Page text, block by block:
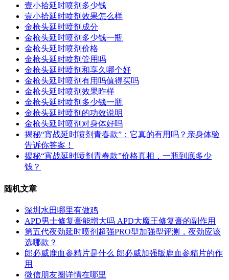
壹小拾延时喷剂多少钱
壹小拾延时喷剂效果怎么样
金枪头延时喷剂成分
金枪头延时喷剂多少钱一瓶
金枪头延时喷剂价格
金枪头延时喷剂管用吗
金枪头延时喷剂和享久哪个好
金枪头延时喷剂有用吗值得买吗
金枪头延时喷剂效果昨样
金枪头延时喷剂多少钱一瓶
金枪头延时喷剂的功效说明
金枪头延时喷剂对身体好吗
揭秘“宵战延时喷剂青春款”：它真的有用吗？亲身体验
告诉你答案！
揭秘“宵战延时喷剂青春款”价格真相，一瓶到底多少
钱？
随机文章
深圳水田哪里有做鸡
APD男士修复膏能增大吗 APD大魔王修复膏的副作用
第五代夜劲延时喷剂超强PRO型加强型评测，夜劲应该
选哪款？
郎必威鹿血参精片是什么 郎必威加强版鹿血参精片的作
用
微信朋友圈详情在哪里